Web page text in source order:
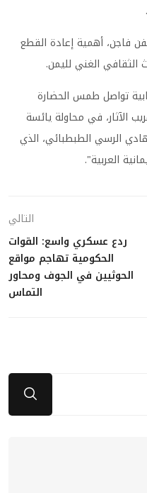
فاجن، أهمية إعادة القطع
الثقافي الغني لليمن.
تواصل طمس الحضارة
الآثار، في محاولة يائسة
الرسي الطبطبائي، الذي
العربية".
التالي
ردع عسكري واسع: القوات
الحكومية تهاجم مواقع
الحوثيين في الجوف ومحاور
التماس